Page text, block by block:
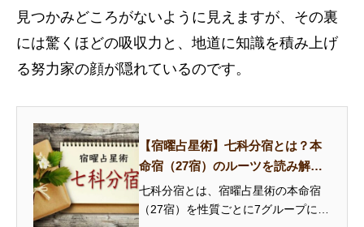
見つかみどころがないように見えますが、その裏
には驚くほどの吸収力と、地道に知識を積み上げ
る努力家の顔が隠れているのです。
【宿曜占星術】七科分宿とは？本
命宿（27宿）のルーツを読み解く7
つのグループ
七科分宿とは、宿曜占星術の本命宿
（27宿）を性質ごとに7グループに分